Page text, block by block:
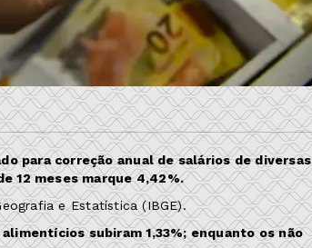
para correção anual de salários de diversas
12 meses marque 4,42%.
e Estatística (IBGE).
subiram 1,33%; enquanto os não